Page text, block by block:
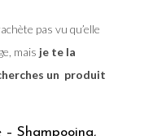
pas vu qu’elle
mais je te la
un produit
– Shampooing,